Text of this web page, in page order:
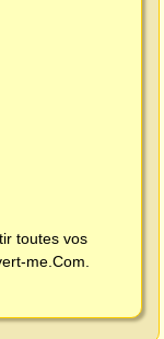
toutes vos
me.Com